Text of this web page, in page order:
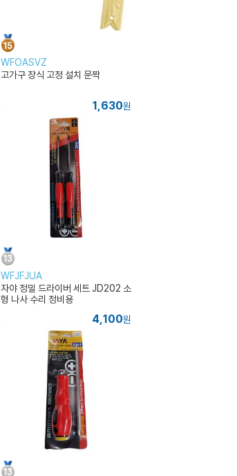
WFOASVZ
고가구 장식 고정 설치 문짝
1,630원
WFJFJUA
자야 정밀 드라이버 세트 JD202 소
형 나사 수리 정비용
4,100원